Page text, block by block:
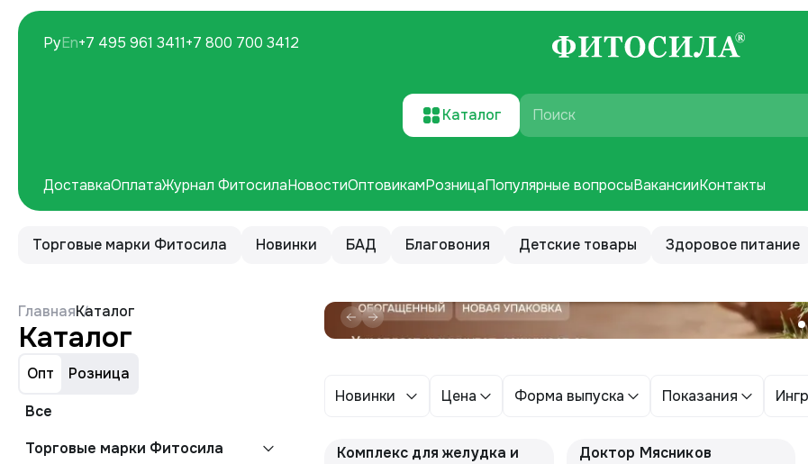
ДоставкаОплатаЖурнал ФитосилаНовостиОптовикамРозницаПопулярные вопросыВакансииКонтакты
РуEn+7 495 961 3411+7 800 700 3412
Каталог Поиск
Торговые марки Фитосила Новинки БАД Благовония Детские товары Здоровое питание
ГлавнаяКаталог
Каталог
Опт
Розница
Все
Торговые марки Фитосила
Новинки Цена Форма выпуска Показания
Комплекс для желудка и
Доктор Мясников